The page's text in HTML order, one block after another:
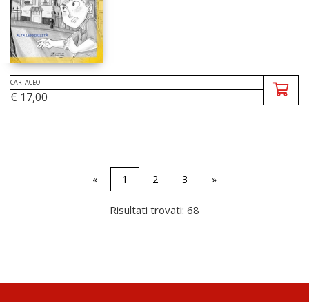
CARTACEO
€ 17,00
« 1 2 3 »
Risultati trovati: 68